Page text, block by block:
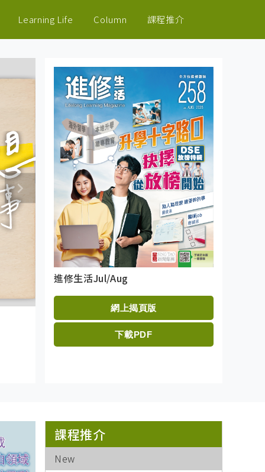
Learning Life Column 課程推介
年獎得主 醫師job 唐頴思
進修生活Jul/Aug
網上揭頁版
下載PDF
課程推介
New